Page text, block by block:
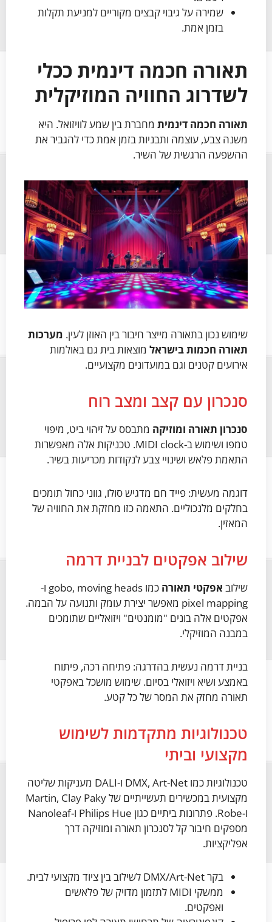
שמירה על גיבוי קבצים מקוריים למניעת תקלות
בזמן אמת.
תאורה חכמה דינמית ככלי
לשדרוג החוויה המוזיקלית
תאורה חכמה דינמית מחברת בין שמע לוויזואל. היא
משנה צבע, עוצמה ותבניות בזמן אמת כדי להגביר את
ההשפעה הרגשית של השיר.
שימוש נכון בתאורה מייצר חיבור בין האוזן לעין. מערכות
תאורה חכמות בישראל מוצאות בית גם באולמות
אירועים קטנים וגם במועדונים מקצועיים.
סנכרון עם קצב ומצב רוח
סנכרון תאורה ומוזיקה מתבסס על זיהוי ביט, מיפוי
טמפו ושימוש ב-MIDI clock. טכניקות אלה מאפשרות
התאמת פלאש ושינויי צבע לנקודות מכריעות בשיר.
דוגמה מעשית: פייד חם מדגיש סולו, גווני כחול תומכים
בחלקים מלנכוליים. התאמה כזו מחזקת את החוויה של
המאזין.
שילוב אפקטים לבניית דרמה
שילוב אפקטי תאורה
כמו gobo, moving heads ו-
pixel mapping מאפשר יצירת עומק ותנועה על הבמה.
אפקטים אלה בונים "מומנטים" ויזואליים שתומכים
במבנה המוזיקלי.
בניית דרמה נעשית בהדרגה: פתיחה רכה, פיתוח
באמצע ושיא ויזואלי בסיום. שימוש מושכל באפקטי
תאורה מחזק את המסר של כל קטע.
טכנולוגיות מתקדמות לשימוש
מקצועי וביתי
טכנולוגיות כמו DMX, Art-Net ו-DALI מעניקות שליטה
מקצועית במכשירים תעשייתיים של Martin, Clay Paky
ו-Robe. פתרונות ביתיים כגון Philips Hue ו-Nanoleaf
מספקים חיבור קל לסנכרון תאורה ומוזיקה דרך
אפליקציות.
בקר DMX/Art-Net לשילוב בין ציוד מקצועי לבית.
ממשקי MIDI לתזמון מדויק של פלאשים
ואפקטים.